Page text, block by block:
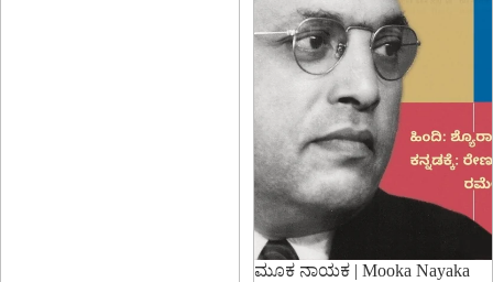
10% OFF
ಮೂಕ ನಾಯಕ | Mooka Nayaka